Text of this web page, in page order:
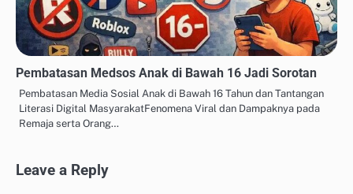
Pembatasan Medsos Anak di Bawah 16 Jadi Sorotan
Pembatasan Media Sosial Anak di Bawah 16 Tahun dan Tantangan
Literasi Digital MasyarakatFenomena Viral dan Dampaknya pada
Remaja serta Orang…
Leave a Reply